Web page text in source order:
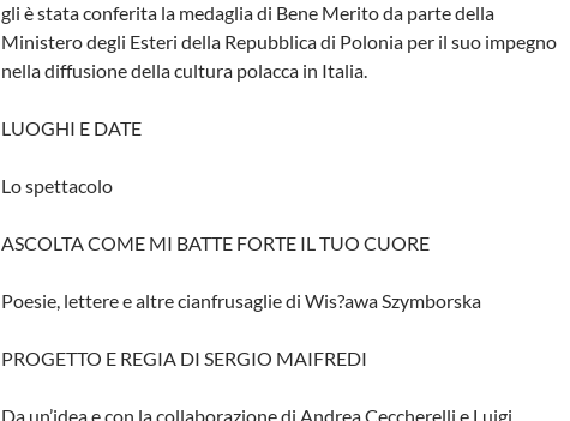
gli è stata conferita la medaglia di Bene Merito da parte della
Ministero degli Esteri della Repubblica di Polonia per il suo impegno
nella diffusione della cultura polacca in Italia.
LUOGHI E DATE
Lo spettacolo
ASCOLTA COME MI BATTE FORTE IL TUO CUORE
Poesie, lettere e altre cianfrusaglie di Wis?awa Szymborska
PROGETTO E REGIA DI SERGIO MAIFREDI
Da un’idea e con la collaborazione di Andrea Ceccherelli e Luigi